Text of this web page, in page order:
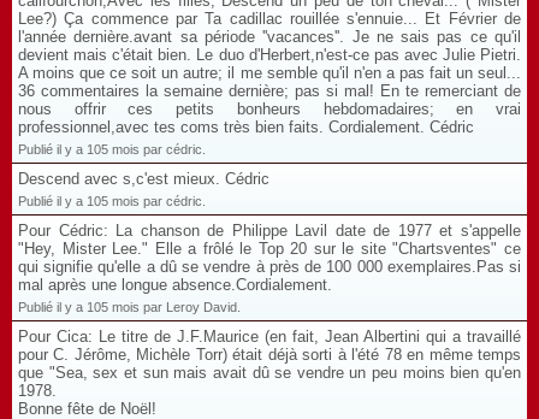
Lee?) Ça commence par Ta cadillac rouillée s'ennuie... Et Février de
l'année dernière.avant sa période ''vacances''. Je ne sais pas ce qu'il
devient mais c'était bien. Le duo d'Herbert,n'est-ce pas avec Julie Pietri.
A moins que ce soit un autre; il me semble qu'il n'en a pas fait un seul...
36 commentaires la semaine dernière; pas si mal! En te remerciant de
nous offrir ces petits bonheurs hebdomadaires; en vrai
professionnel,avec tes coms très bien faits. Cordialement. Cédric
Publié il y a 105 mois par cédric.
Descend avec s,c'est mieux. Cédric
Publié il y a 105 mois par cédric.
Pour Cédric: La chanson de Philippe Lavil date de 1977 et s'appelle
"Hey, Mister Lee." Elle a frôlé le Top 20 sur le site "Chartsventes" ce
qui signifie qu'elle a dû se vendre à près de 100 000 exemplaires.Pas si
mal après une longue absence.Cordialement.
Publié il y a 105 mois par Leroy David.
Pour Cica: Le titre de J.F.Maurice (en fait, Jean Albertini qui a travaillé
pour C. Jérôme, Michèle Torr) était déjà sorti à l'été 78 en même temps
que "Sea, sex et sun mais avait dû se vendre un peu moins bien qu'en
1978.
Bonne fête de Noël!